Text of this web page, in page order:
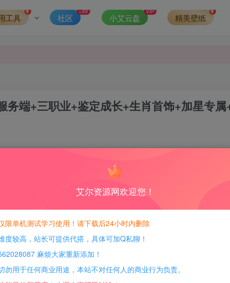
工具 社区
+99
小艾云盘
VIP
精美壁纸
请向站长举报
务端+三职业+鉴定成长+生肖首饰+加星专
免费兑换！
升级。简单易懂。
艾尔资源网欢迎您！
限单机测试学习使用！请下载后24小时内删除
度较高，站长可提供代搭，具体可加Q私聊！
麻烦大家重新添加！
勿用于任何商业用途，本站不对任何人的商业行为负责。